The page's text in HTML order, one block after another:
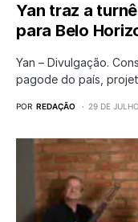
Yan traz a
para Belo
Yan – Divulgação.
pagode do país,
POR REDAÇÃO 29 DE